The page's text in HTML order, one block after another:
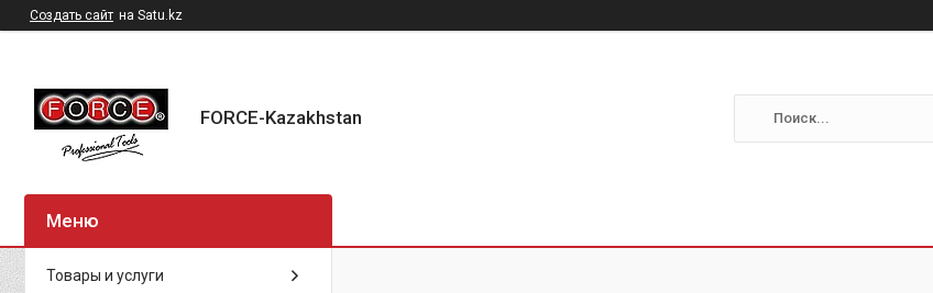
Создать сайт на Satu.kz
FORCE-Kazakhstan
Товары и услуги